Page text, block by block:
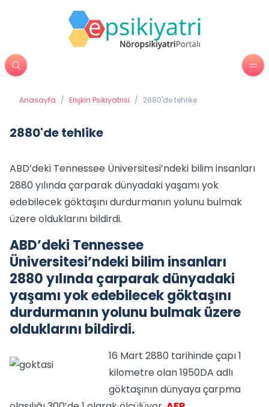
Anasayfa / Erişkin Psikiyatrisi / 2880'de tehlike
2880'de tehlike
ABD’deki Tennessee Üniversitesi’ndeki bilim insanları
2880 yılında çarparak dünyadaki yaşamı yok
edebilecek göktaşını durdurmanın yolunu bulmak
üzere olduklarını bildirdi.
ABD’deki Tennessee
Üniversitesi’ndeki bilim insanları
2880 yılında çarparak dünyadaki
yaşamı yok edebilecek göktaşını
durdurmanın yolunu bulmak üzere
olduklarını bildirdi.
16 Mart 2880 tarihinde çapı 1
kilometre olan 1950DA adlı
göktaşının dünyaya çarpma